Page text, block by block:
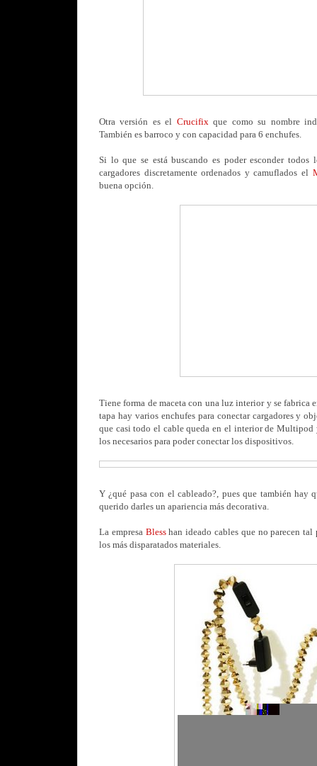
Otra versión es el Crucifixque como su nombre
También es barroco y con capacidad para 6 enchufes.
Si lo que se está buscando es poder esconder todos
cargadores discretamente ordenados y camuflados el
buena opción.
Tiene forma de maceta con una luz interior y se fabrica
tapa hay varios enchufes para conectar cargadores y
que casi todo el cable queda en el interior de Multipod
los necesarios para poder conectar los dispositivos.
Y ¿qué pasa con el cableado?, pues que también hay
querido darles un apariencia más decorativa.
La empresa Blesshan ideado cables que no parecen
los más disparatados materiales.